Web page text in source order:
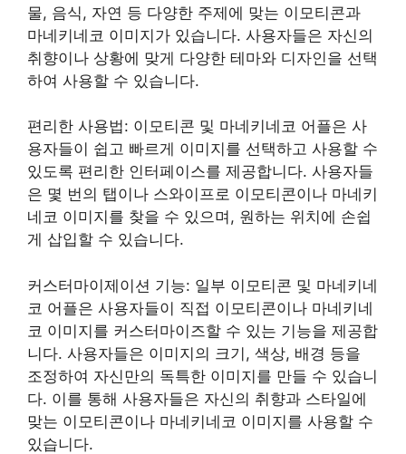
물, 음식, 자연 등 다양한 주제에 맞는 이모티콘과
마네키네코 이미지가 있습니다. 사용자들은 자신의
취향이나 상황에 맞게 다양한 테마와 디자인을 선택
하여 사용할 수 있습니다.
편리한 사용법: 이모티콘 및 마네키네코 어플은 사
용자들이 쉽고 빠르게 이미지를 선택하고 사용할 수
있도록 편리한 인터페이스를 제공합니다. 사용자들
은 몇 번의 탭이나 스와이프로 이모티콘이나 마네키
네코 이미지를 찾을 수 있으며, 원하는 위치에 손쉽
게 삽입할 수 있습니다.
커스터마이제이션 기능: 일부 이모티콘 및 마네키네
코 어플은 사용자들이 직접 이모티콘이나 마네키네
코 이미지를 커스터마이즈할 수 있는 기능을 제공합
니다. 사용자들은 이미지의 크기, 색상, 배경 등을
조정하여 자신만의 독특한 이미지를 만들 수 있습니
다. 이를 통해 사용자들은 자신의 취향과 스타일에
맞는 이모티콘이나 마네키네코 이미지를 사용할 수
있습니다.